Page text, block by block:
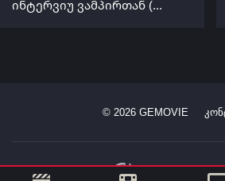
ინტერვიუ ვამპირთან (ქართულად) / Interview with the Vampire (Interviu Vampirebtan Qartulad) ქართულად 2022
© 2026GEMOVIE